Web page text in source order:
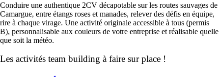
Conduire une authentique 2CV décapotable sur les routes sauvages de
Camargue, entre étangs roses et manades, relever des défis en équipe,
rire à chaque virage. Une activité originale accessible à tous (permis
B), personnalisable aux couleurs de votre entreprise et réalisable quelle
que soit la météo.
Les activités team building à faire sur place !